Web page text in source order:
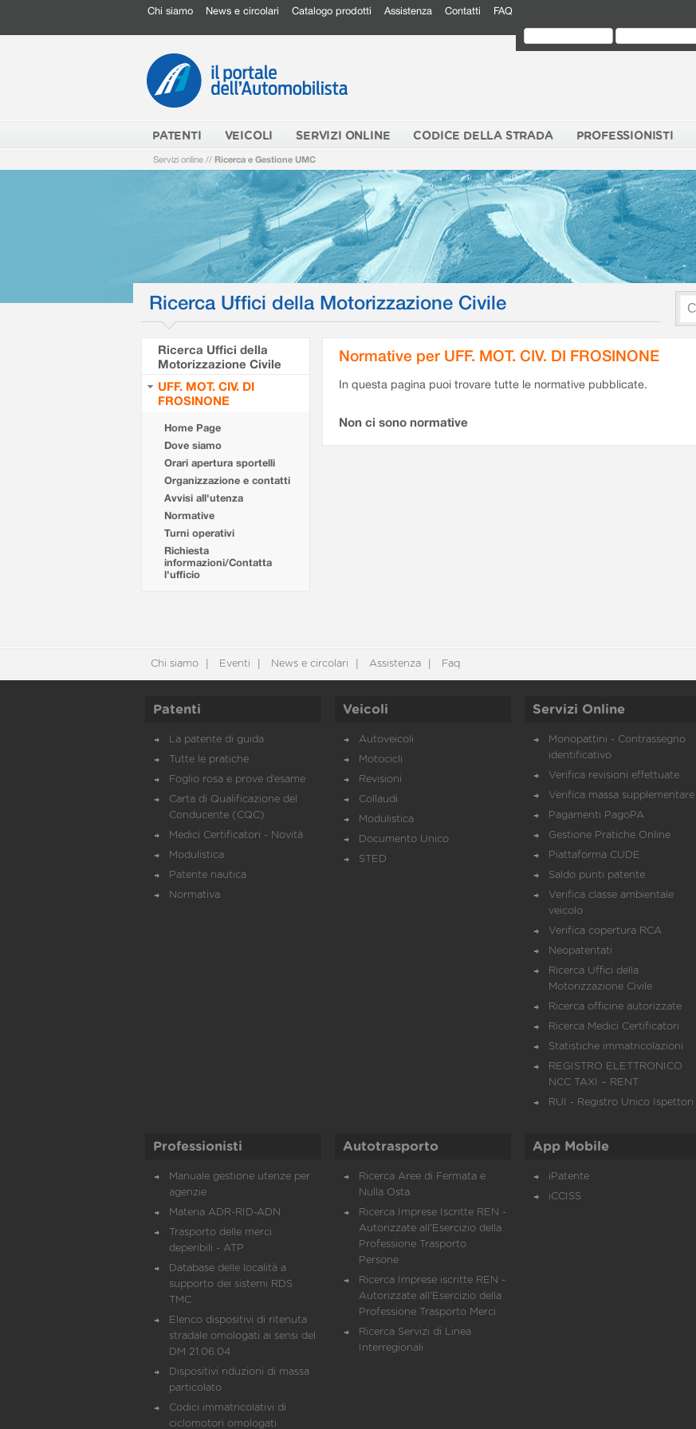
Chi siamo News e circolari Catalogo prodotti Assistenza Contatti FAQ
PATENTI VEICOLI SERVIZI ONLINE CODICE DELLA STRADA PROFESSIONISTI
Servizi online // Ricerca e Gestione UMC
Ricerca Uffici della Motorizzazione Civile
Ricerca Uffici della
Motorizzazione Civile
UFF. MOT. CIV. DI
FROSINONE
Home Page
Dove siamo
Orari apertura sportelli
Organizzazione e contatti
Avvisi all'utenza
Normative
Turni operativi
Richiesta
informazioni/Contatta
l'ufficio
Normative per UFF. MOT. CIV. DI FROSINONE
In questa pagina puoi trovare tutte le normative pubblicate.
Non ci sono normative
Chi siamo Eventi News e circolari Assistenza Faq
Patenti
La patente di guida
Tutte le pratiche
Foglio rosa e prove d’esame
Carta di Qualificazione del
Conducente (CQC)
Medici Certificatori - Novità
Modulistica
Patente nautica
Normativa
Veicoli
Autoveicoli
Motocicli
Revisioni
Collaudi
Modulistica
Documento Unico
STED
Servizi Online
Monopattini - Contrassegno
identificativo
Verifica revisioni effettuate
Verifica massa supplementare
Pagamenti PagoPA
Gestione Pratiche Online
Piattaforma CUDE
Saldo punti patente
Verifica classe ambientale
veicolo
Verifica copertura RCA
Neopatentati
Ricerca Uffici della
Motorizzazione Civile
Ricerca officine autorizzate
Ricerca Medici Certificatori
Statistiche immatricolazioni
REGISTRO ELETTRONICO
NCC TAXI – RENT
RUI - Registro Unico Ispettori
Professionisti
Manuale gestione utenze per
agenzie
Materia ADR-RID-ADN
Trasporto delle merci
deperibili - ATP
Database delle località a
supporto dei sistemi RDS
TMC
Elenco dispositivi di ritenuta
stradale omologati ai sensi del
DM 21.06.04
Dispositivi riduzioni di massa
particolato
Codici immatricolativi di
ciclomotori omologati
Autotrasporto
Ricerca Aree di Fermata e
Nulla Osta
Ricerca Imprese Iscritte REN -
Autorizzate all'Esercizio della
Professione Trasporto
Persone
Ricerca Imprese iscritte REN -
Autorizzate all'Esercizio della
Professione Trasporto Merci
Ricerca Servizi di Linea
Interregionali
App Mobile
iPatente
iCCISS